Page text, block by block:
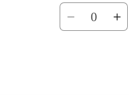
Cantidad
Reducir